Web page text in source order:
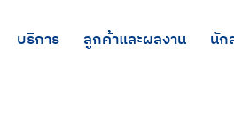
บริการ ลูกค้าและผลงาน นัก